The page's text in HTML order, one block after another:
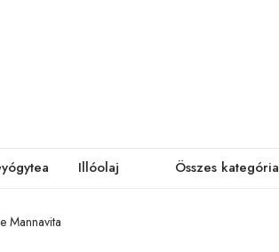
Illóolaj Összes kategória
Mannavita